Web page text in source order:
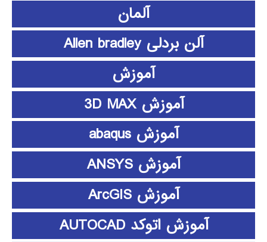
آلمان
آلن بردلی Allen bradley
آموزش
آموزش 3D MAX
آموزش abaqus
آموزش ANSYS
آموزش ArcGIS
آموزش اتوکد AUTOCAD